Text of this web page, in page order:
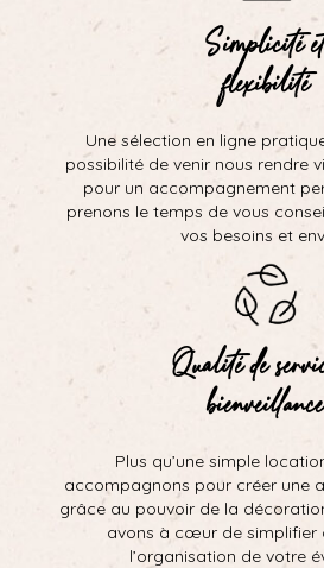
Simplicité
flexibilité
Une sélection en ligne
possibilité de venir nous rendre
pour un accompagnement
prenons le temps de vous
vos besoins et
Qualité de
bienveillance
Plus qu’une simple
accompagnons pour créer une
grâce au pouvoir de la
avons à cœur de simplifier
l’organisation de votre